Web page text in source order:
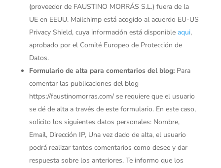
(proveedor de FAUSTINO MORRÁS S.L.) fuera de la
UE en EEUU. Mailchimp está acogido al acuerdo EU-US
Privacy Shield, cuya información está disponible aqui,
aprobado por el Comité Europeo de Protección de
Datos.
Formulario de alta para comentarios del blog: Para
comentar las publicaciones del blog
https://faustinomorras.com/ se requiere que el usuario
se dé de alta a través de este formulario. En este caso,
solicito los siguientes datos personales: Nombre,
Email, Dirección IP, Una vez dado de alta, el usuario
podrá realizar tantos comentarios como desee y dar
respuesta sobre los anteriores. Te informo que los